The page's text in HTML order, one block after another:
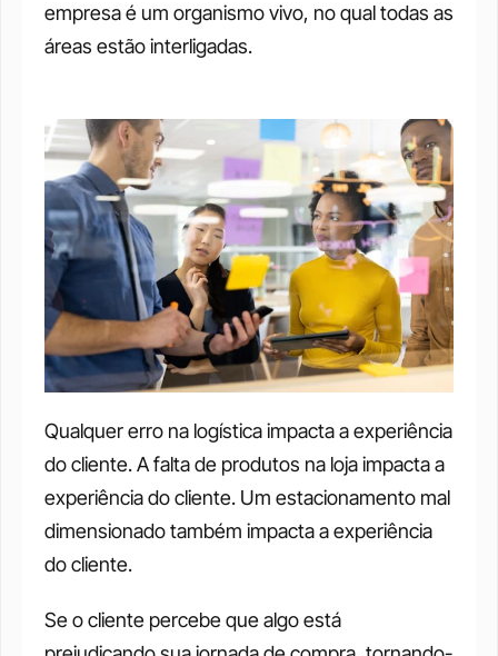
empresa é um organismo vivo, no qual todas as
áreas estão interligadas.
Qualquer erro na logística impacta a experiência
do cliente. A falta de produtos na loja impacta a
experiência do cliente. Um estacionamento mal
dimensionado também impacta a experiência
do cliente.
Se o cliente percebe que algo está